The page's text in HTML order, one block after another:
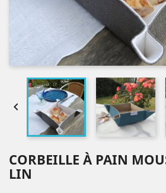

CORBEILLE À PAIN
LIN